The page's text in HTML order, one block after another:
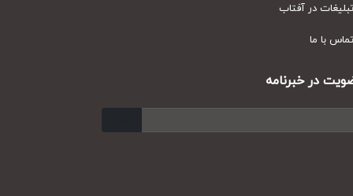
در آفتاب
با ما
در خبرنامه